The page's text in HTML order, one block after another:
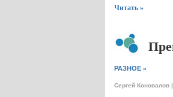
Читать »
РАЗНОЕ»
Сергей Коновалов|